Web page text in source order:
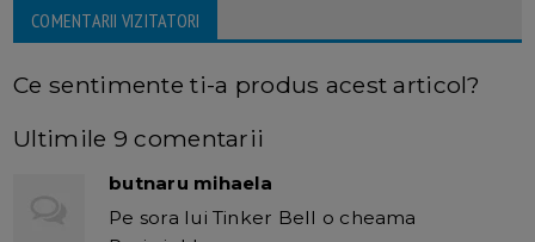
COMENTARII VIZITATORI
Ce sentimente ti-a produs acest articol?
Ultimile 9 comentarii
butnaru mihaela
Pe sora lui Tinker Bell o cheama